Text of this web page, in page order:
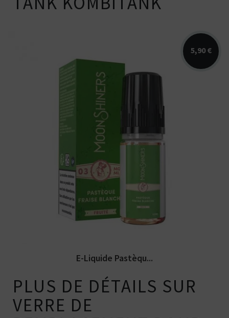
5,90 €
Arômes : pastèque, fraise blanche. E-
liquide Moonshiners. Disponible en...
E-Liquide Pastèqu...
PLUS DE DÉTAILS SUR
VERRE DE